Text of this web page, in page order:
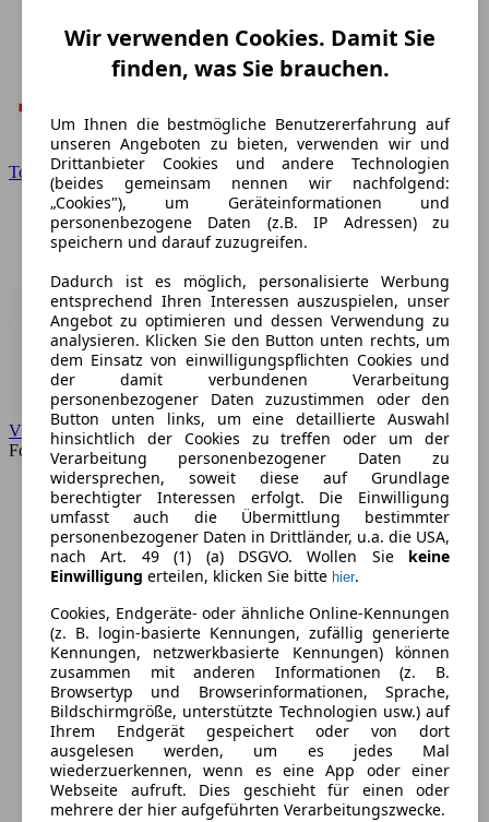
Wir verwenden Cookies. Damit Sie
finden, was Sie brauchen.
Um Ihnen die bestmögliche Benutzererfahrung auf
unseren Angeboten zu bieten, verwenden wir und
Drittanbieter Cookies und andere Technologien
(beides gemeinsam nennen wir nachfolgend:
„Cookies"), um Geräteinformationen und
personenbezogene Daten (z.B. IP Adressen) zu
speichern und darauf zuzugreifen.
Dadurch ist es möglich, personalisierte Werbung
entsprechend Ihren Interessen auszuspielen, unser
Angebot zu optimieren und dessen Verwendung zu
analysieren. Klicken Sie den Button unten rechts, um
dem Einsatz von einwilligungspflichten Cookies und
der damit verbundenen Verarbeitung
personenbezogener Daten zuzustimmen oder den
Button unten links, um eine detaillierte Auswahl
hinsichtlich der Cookies zu treffen oder um der
Verarbeitung personenbezogener Daten zu
widersprechen, soweit diese auf Grundlage
berechtigter Interessen erfolgt. Die Einwilligung
umfasst auch die Übermittlung bestimmter
personenbezogener Daten in Drittländer, u.a. die USA,
nach Art. 49 (1) (a) DSGVO. Wollen Sie keine
Einwilligung erteilen, klicken Sie bitte hier.
Cookies, Endgeräte- oder ähnliche Online-Kennungen
(z. B. login-basierte Kennungen, zufällig generierte
Kennungen, netzwerkbasierte Kennungen) können
zusammen mit anderen Informationen (z. B.
Browsertyp und Browserinformationen, Sprache,
Bildschirmgröße, unterstützte Technologien usw.) auf
Ihrem Endgerät gespeichert oder von dort
ausgelesen werden, um es jedes Mal
wiederzuerkennen, wenn es eine App oder einer
Webseite aufruft. Dies geschieht für einen oder
mehrere der hier aufgeführten Verarbeitungszwecke.
Toyota
VW
Forum